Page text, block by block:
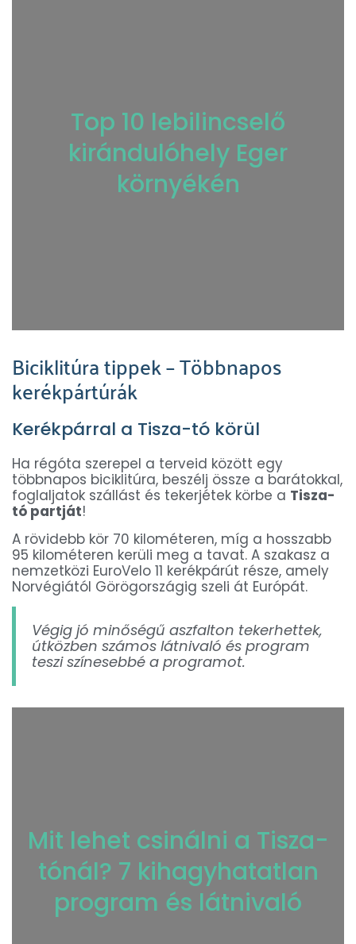
Top 10 lebilincselő
kirándulóhely Eger
környékén
Biciklitúra tippek – Többnapos
kerékpártúrák
Kerékpárral a Tisza-tó körül
Ha régóta szerepel a terveid között egy
többnapos biciklitúra, beszélj össze a barátokkal,
foglaljatok szállást és tekerjétek körbe a Tisza-
tó partját!
A rövidebb kör 70 kilométeren, míg a hosszabb
95 kilométeren kerüli meg a tavat. A szakasz a
nemzetközi EuroVelo 11 kerékpárút része, amely
Norvégiától Görögországig szeli át Európát.
Végig jó minőségű aszfalton tekerhettek,
útközben számos látnivaló és program
teszi színesebbé a programot.
Mit lehet csinálni a Tisza-
tónál? 7 kihagyhatatlan
program és látnivaló